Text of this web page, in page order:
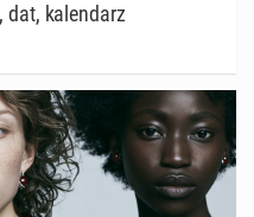
dat, kalendarz